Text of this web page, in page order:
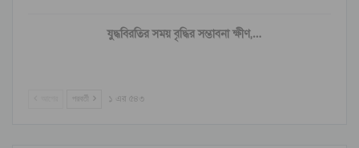
যুদ্ধবিরতির সময় বৃদ্ধির সম্ভাবনা ক্ষীণ,…
পরবর্তী ১ এর ৫৪৩